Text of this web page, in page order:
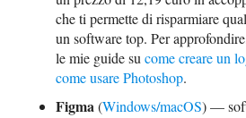
che ti permette di risparmiare
un software top. Per
le mie guide sucome creare un
come usare Photoshop.
Figma(Windows/macOS) —